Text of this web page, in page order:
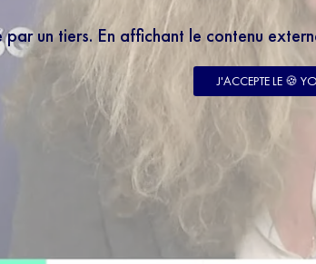
par un tiers. En affichant le contenu
J'ACCEPTE LE 🍪